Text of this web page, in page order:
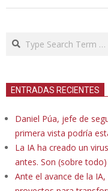
Search
ENTRADAS RECIENTES
Daniel Púa, jefe de
primera vista podría
La IA ha creado un
antes. Son (sobre
Ante el avance de la